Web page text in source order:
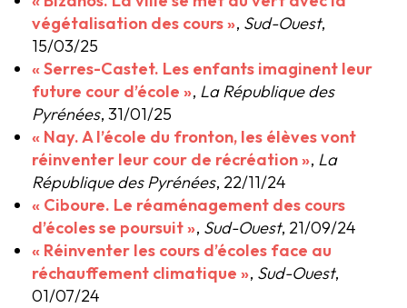
végétalisation des cours », Sud-Ouest,
15/03/25
« Serres-Castet. Les enfants imaginent leur
future cour d’école », La République des
Pyrénées, 31/01/25
« Nay. A l’école du fronton, les élèves vont
réinventer leur cour de récréation », La
République des Pyrénées, 22/11/24
« Ciboure. Le réaménagement des cours
d’écoles se poursuit », Sud-Ouest, 21/09/24
« Réinventer les cours d’écoles face au
réchauffement climatique », Sud-Ouest,
01/07/24